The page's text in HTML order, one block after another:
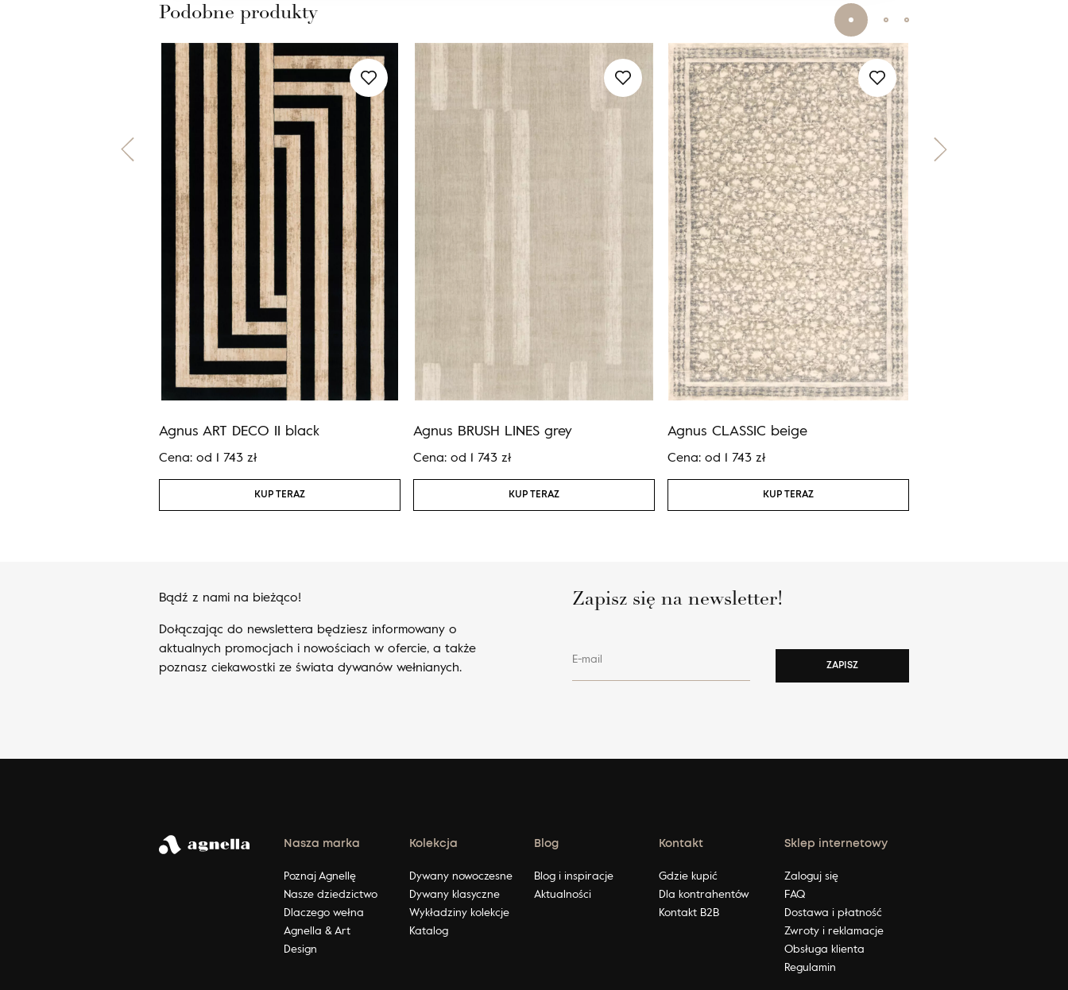
Podobne produkty
Agnus ART DECO II black
Cena: od 1 743 zł
KUP TERAZ
Agnus BRUSH LINES grey
Cena: od 1 743 zł
KUP TERAZ
Agnus CLASSIC beige
Cena: od 1 743 zł
KUP TERAZ
Bądź z nami na bieżąco!
Dołączając do newslettera będziesz informowany o
aktualnych promocjach i nowościach w ofercie, a także
poznasz ciekawostki ze świata dywanów wełnianych.
Zapisz się na newsletter!
E-mail ZAPISZ
Nasza marka
Poznaj Agnellę
Nasze dziedzictwo
Dlaczego wełna
Agnella & Art
Design
Kolekcja
Dywany nowoczesne
Dywany klasyczne
Wykładziny kolekcje
Katalog
Blog
Blog i inspiracje
Aktualności
Kontakt
Gdzie kupić
Dla kontrahentów
Kontakt B2B
Sklep internetowy
Zaloguj się
FAQ
Dostawa i płatność
Zwroty i reklamacje
Obsługa klienta
Regulamin